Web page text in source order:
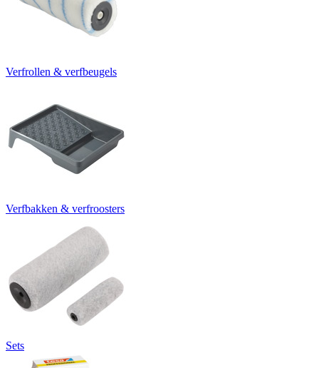
Verfrollen & verfbeugels
Verfbakken & verfroosters
Sets